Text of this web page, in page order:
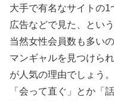
大手で有名なサイトの1
広告などで見た、とい
当然女性会員数も多い
マンギャルを見つけら
が人気の理由でしょう。
「会って直ぐ」とか「